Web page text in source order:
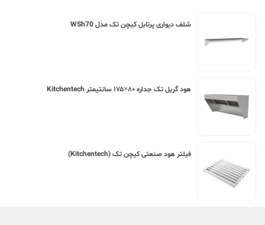
شلف دیواری پرتابل کیچن تک مدل WSh70
هود گریل تک جداره ۸۰×۱۷۵ سانتیمتر Kitchentech
فیلتر هود صنعتی کیچن تک (Kitchentech)